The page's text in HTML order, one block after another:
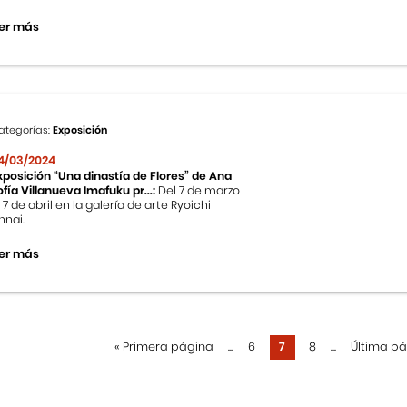
más
Exposición
03/2024
“Una dinastía de Flores” de Ana
Villanueva Imafuku pr...: Del 7 de marzo
7 de abril en la galería de arte Ryoichi
más
« Primera página ... 6 7 8 ... Última